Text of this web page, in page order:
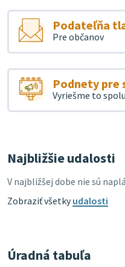
Podateľňa
Pre občanov
Podnety pre
Vyriešme to spolu
Najbližšie udalosti
V najbližšej dobe nie sú
Zobraziť všetkyudalosti
Úradná tabuľa